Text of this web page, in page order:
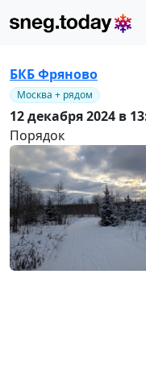
БКБ Фряново
Москва + рядом
12 декабря 2024 в
Порядок